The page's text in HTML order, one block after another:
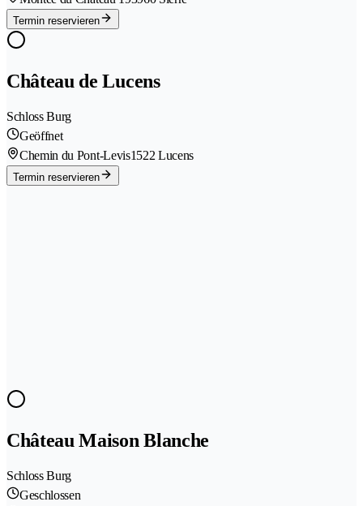
Termin reservieren
Château de Lucens
Schloss Burg
Geöffnet
Chemin du Pont-Levis1522 Lucens
Termin reservieren
Château Maison Blanche
Schloss Burg
Geschlossen